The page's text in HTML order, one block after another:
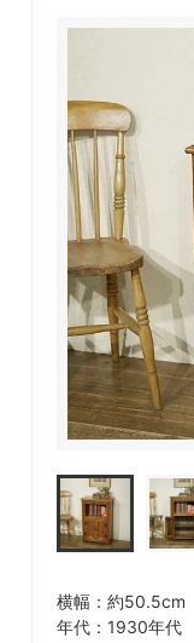
横幅：約
年代：1930年代